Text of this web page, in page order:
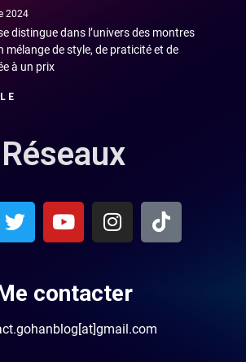
2024
distingue dans l’univers des montres
mélange de style, de praticité et de
à un prix
Réseaux
contacter